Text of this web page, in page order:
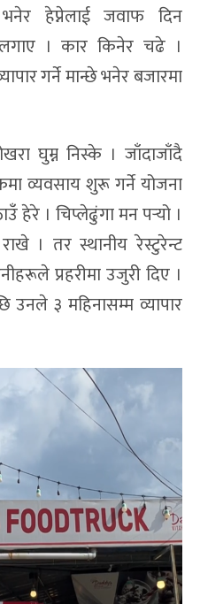
हेप्नेलाई जवाफ दिन
। कार किनेर चढे ।
गर्ने मान्छे भनेर बजारमा
घुम्न निस्के । जाँदाजाँदै
व्यवसाय शुरू गर्ने योजना
हेरे । चिप्लेढुंगा मन पर्‍यो ।
। तर स्थानीय रेस्टुरेन्ट
प्रहरीमा उजुरी दिए ।
उनले ३ महिनासम्म व्यापार